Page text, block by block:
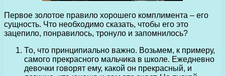
Первое золотое правило хорошего комплимента – его
сущность. Что необходимо сказать, чтобы его это
зацепило, понравилось, тронуло и запомнилось?
То, что принципиально важно. Возьмем, к примеру,
самого прекрасного мальчика в школе. Ежедневно
девочки говорят ему, какой он прекрасный, и